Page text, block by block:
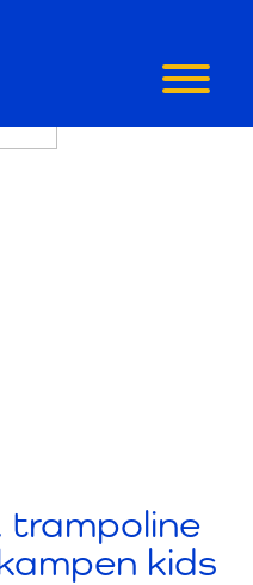
trampoline
kids